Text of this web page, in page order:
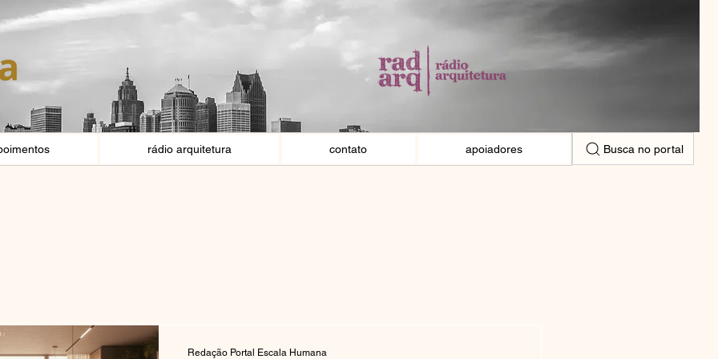
rádio arquitetura contato apoiadores Busca no portal
Redação Portal Escala Humana